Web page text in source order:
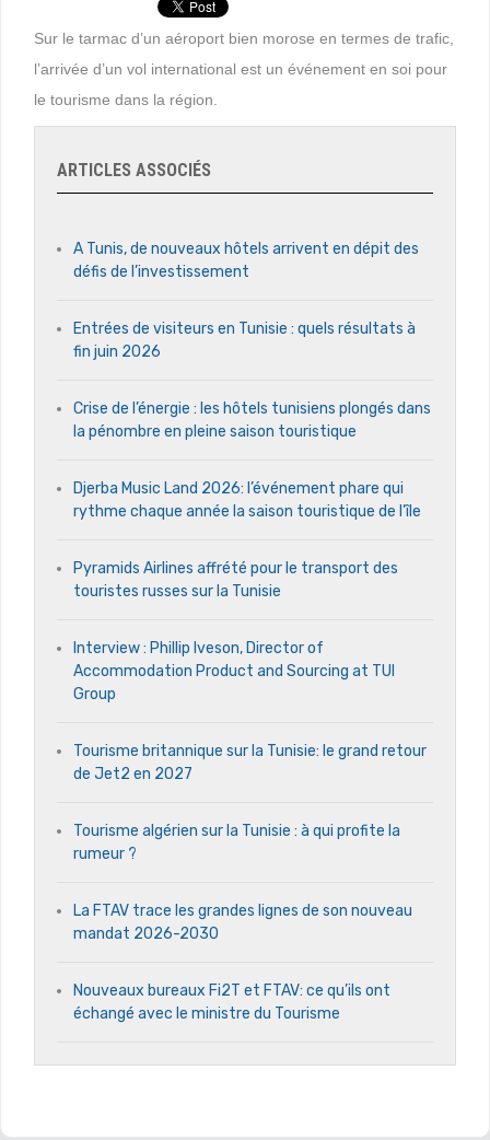
Sur le tarmac d’un aéroport bien morose en termes de trafic,
l’arrivée d’un vol international est un événement en soi pour
le tourisme dans la région.
ARTICLES ASSOCIÉS
A Tunis, de nouveaux hôtels arrivent en dépit des
défis de l’investissement
Entrées de visiteurs en Tunisie : quels résultats à
fin juin 2026
Crise de l’énergie : les hôtels tunisiens plongés dans
la pénombre en pleine saison touristique
Djerba Music Land 2026: l’événement phare qui
rythme chaque année la saison touristique de l’île
Pyramids Airlines affrété pour le transport des
touristes russes sur la Tunisie
Interview : Phillip Iveson, Director of
Accommodation Product and Sourcing at TUI
Group
Tourisme britannique sur la Tunisie: le grand retour
de Jet2 en 2027
Tourisme algérien sur la Tunisie : à qui profite la
rumeur ?
La FTAV trace les grandes lignes de son nouveau
mandat 2026-2030
Nouveaux bureaux Fi2T et FTAV: ce qu’ils ont
échangé avec le ministre du Tourisme